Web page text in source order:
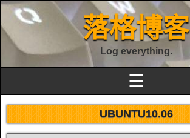
落格博客
Log everything.
☰
UBUNTU10.06